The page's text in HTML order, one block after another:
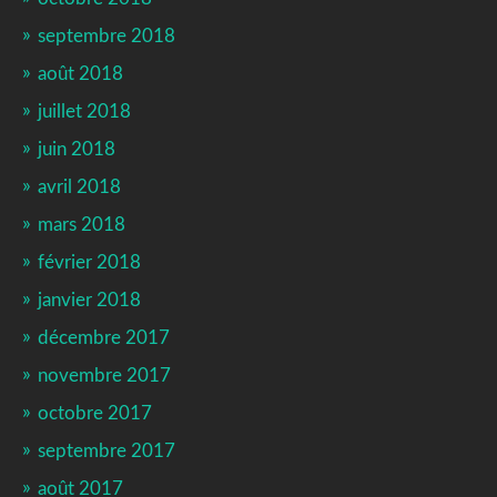
septembre 2018
août 2018
juillet 2018
juin 2018
avril 2018
mars 2018
février 2018
janvier 2018
décembre 2017
novembre 2017
octobre 2017
septembre 2017
août 2017